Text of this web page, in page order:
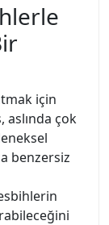
için
aslında çok
benzersiz